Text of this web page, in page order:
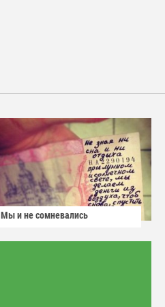
Мы и не сомневались